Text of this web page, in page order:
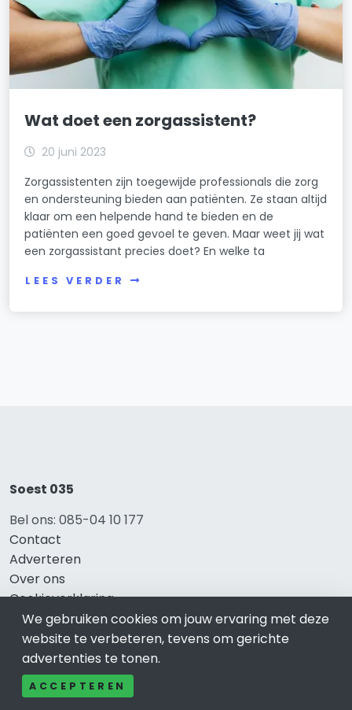
Wat doet een zorgassistent?
20 juni 2023
Zorgassistenten zijn toegewijde professionals die zorg
en ondersteuning bieden aan patiënten. Ze staan altijd
klaar om een helpende hand te bieden en de
patiënten een goed gevoel te geven. Maar weet jij wat
een zorgassistant precies doet? En welke ta
LEES VERDER
Soest 035
Bel ons: 085-04 10 177
Contact
Adverteren
Over ons
Cookieverklaring
Avg
Privacy
We gebruiken cookies om jouw ervaring met deze
website te verbeteren, tevens om gerichte
advertenties te tonen.
ACCEPTEREN